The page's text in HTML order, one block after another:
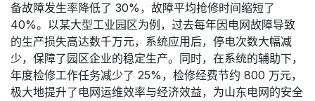
备故障发生率降低了 30%，故障平均抢修时间缩短了
40%。以某大型工业园区为例，过去每年因电网故障导致
的生产损失高达数千万元，系统应用后，停电次数大幅减
少，保障了园区企业的稳定生产。同时，在系统的辅助下，
年度检修工作任务减少了 25%，检修经费节约 800 万元，
极大地提升了电网运维效率与经济效益，为山东电网的安全